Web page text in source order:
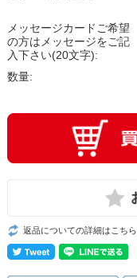
メッセージカードご希望
の方はメッセージをご記
入下さい(20文字):
数量:
返品についての詳細はこちら